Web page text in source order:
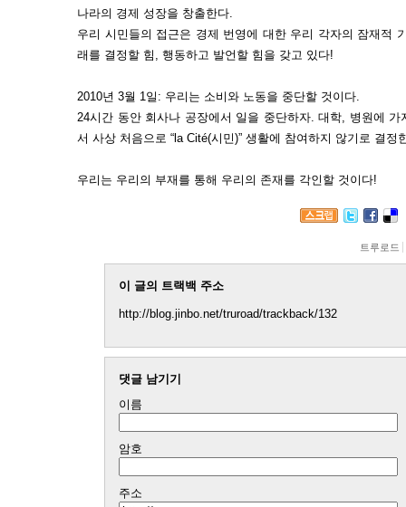
나라의 경제 성장을 창출한다.
우리 시민들의 접근은 경제 번영에 대한 우리 각자의 잠재적
래를 결정할 힘, 행동하고 발언할 힘을 갖고 있다!
2010년 3월 1일: 우리는 소비와 노동을 중단할 것이다.
24시간 동안 회사나 공장에서 일을 중단하자. 대학, 병원에
서 사상 처음으로 “la Cité(시민)” 생활에 참여하지 않기로 결정
우리는 우리의 부재를 통해 우리의 존재를 각인할 것이다!
트루로드
이 글의 트랙백 주소
http://blog.jinbo.net/truroad/trackback/132
댓글 남기기
이름
암호
주소